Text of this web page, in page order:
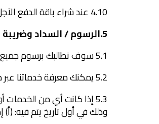
4.10 عند شراء باقة الدفع الآجل (المفوتر) مع الجهاز، يتطلب التزامًا لمدة (18) شهرًا من تاريخ الاشتراك/الشراء. قد تطلب منك الشركة التوقيع على سند لأمر
5.الرسوم / السداد وضريبة القيمة المضافة
5.1 سوف نطالبك برسوم جميع الخدمات و/أو المنتجات المستخدمة.
5.2 يمكنك معرفة خدماتنا عبر موقعنا الإلكتروني أو في نقاط البيع أو من خدمات العملاء.
5.3 إذا كانت أي من
وذلك في أول تاريخ يتم فيه: (أ)